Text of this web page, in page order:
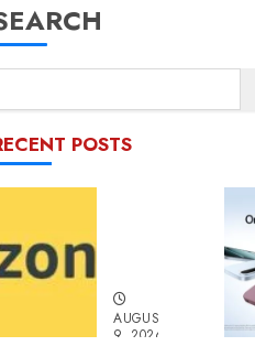
POSTS
AUGUST
9, 2026